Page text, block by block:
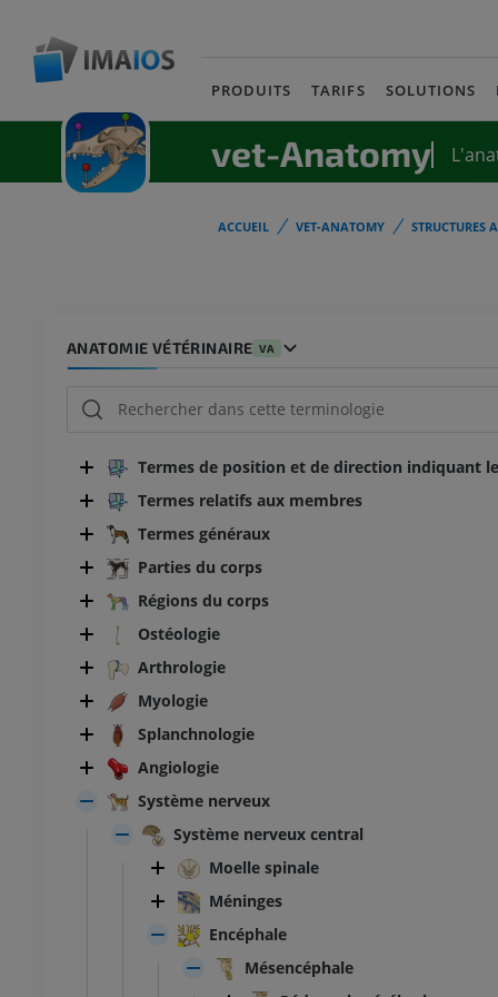
PRODUITS TARIFS SOLUTIONS
vet-Anatomy
ACCUEIL VET-ANATOMY STRUCTURES
ANATOMIE VÉTÉRINAIRE VA
Termes de position et de direction indiquant
Termes relatifs aux membres
Termes généraux
Parties du corps
Régions du corps
Ostéologie
Arthrologie
Myologie
Splanchnologie
Angiologie
Système nerveux
Système nerveux central
Moelle spinale
Méninges
Encéphale
Mésencéphale